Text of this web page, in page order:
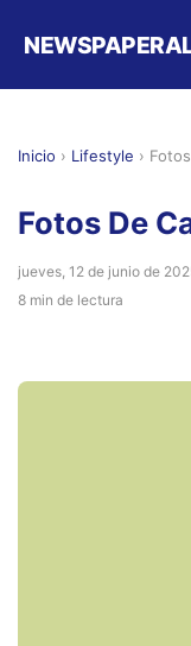
Inicio › Lifestyle ›
Fotos De
jueves, 12 de junio de
8 min de lectura